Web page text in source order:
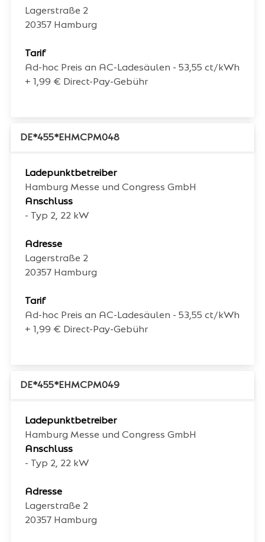
Lagerstraße 2
20357 Hamburg
Tarif
Ad-hoc Preis an AC-Ladesäulen - 53,55 ct/kWh
+ 1,99 € Direct-Pay-Gebühr
DE*455*EHMCPM048
Ladepunktbetreiber
Hamburg Messe und Congress GmbH
Anschluss
- Typ 2, 22 kW
Adresse
Lagerstraße 2
20357 Hamburg
Tarif
Ad-hoc Preis an AC-Ladesäulen - 53,55 ct/kWh
+ 1,99 € Direct-Pay-Gebühr
DE*455*EHMCPM049
Ladepunktbetreiber
Hamburg Messe und Congress GmbH
Anschluss
- Typ 2, 22 kW
Adresse
Lagerstraße 2
20357 Hamburg